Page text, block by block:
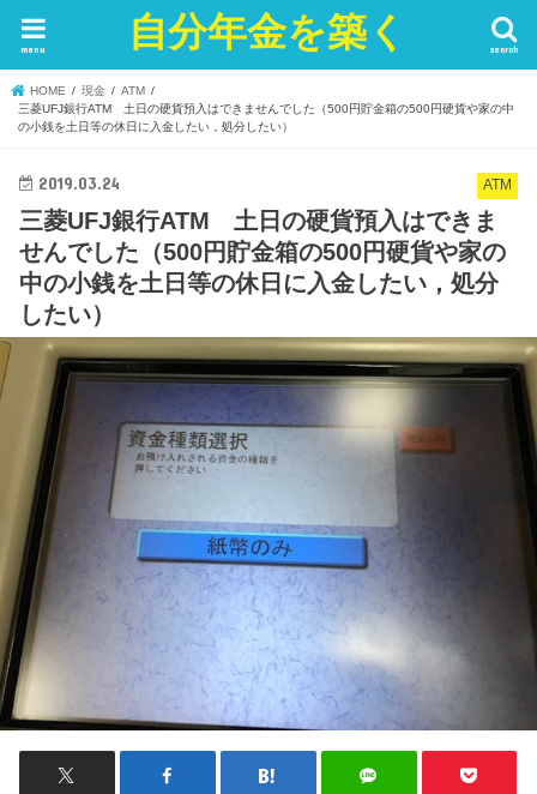
自分年金を築く search
menu
HOME 現金
ATM
三菱UFJ銀行ATM 土日の硬貨預入はできませんでした（500円貯金箱の500円硬貨や家の中
の小銭を土日等の休日に入金したい，処分したい）
ATM
2019.03.24
三菱UFJ銀行ATM 土日の硬貨預入はできま
せんでした（500円貯金箱の500円硬貨や家の
中の小銭を土日等の休日に入金したい，処分
したい）